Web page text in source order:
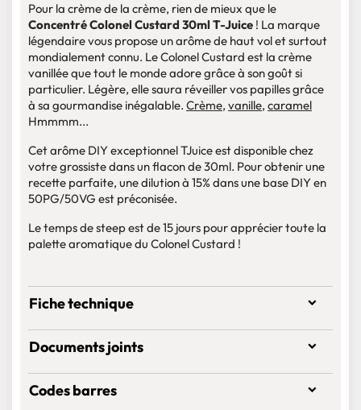
Pour la crème de la crème, rien de mieux que le
Concentré Colonel Custard 30ml T-Juice ! La marque
légendaire vous propose un arôme de haut vol et surtout
mondialement connu. Le Colonel Custard est la crème
vanillée que tout le monde adore grâce à son goût si
particulier. Légère, elle saura réveiller vos papilles grâce
à sa gourmandise inégalable. Crème, vanille, caramel
Hmmmm...
Cet arôme DIY exceptionnel TJuice est disponible chez
votre grossiste dans un flacon de 30ml. Pour obtenir une
recette parfaite, une dilution à 15% dans une base DIY en
50PG/50VG est préconisée.
Le temps de steep est de 15 jours pour apprécier toute la
palette aromatique du Colonel Custard !
Fiche technique
Documents joints
Codes barres